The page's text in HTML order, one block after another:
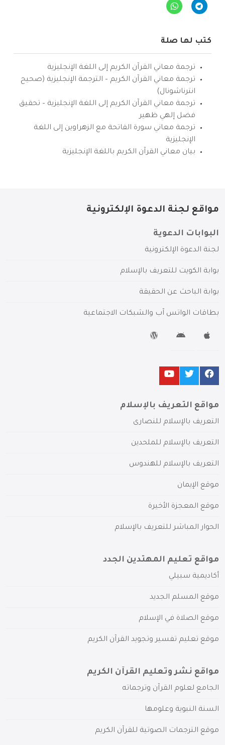
كتب لها صلة
ترجمة معاني القرآن الكريم إلى اللغة الإنجليزية
ترجمة معاني القرآن الكريم – الترجمة الإنجليزية (صحيح
انترناشونال)
ترجمة معاني القرآن الكريم إلى اللغة الإنجليزية – تحقيق
فضل إلهي ظهير
ترجمة معاني سورة الفاتحة مع الزهراوين إلى اللغة
الإنجليزية
بيان معاني القرآن الكريم باللغة الإنجليزية
مواقع لجنة الدعوة الإلكترونية
البوابات الدعوية
لجنة الدعوة الإلكترونية
بوابة الكويت للتعريف بالإسلام
بوابة الباحث عن الحقيقة
بطاقات الواتس آب والشبكات الاجتماعية
مواقع التعريف بالإسلام
التعريف بالإسلام للنصارى
التعريف بالإسلام للملحدين
التعريف بالإسلام للهندوس
موقع الإيمان
موقع المعجزة الأخيرة
الحوار المباشر للتعريف بالإسلام
مواقع تعليم المهتدين الجدد
أكاديمية سبيلي
موقع المسلم الجديد
موقع الصلاة في الإسلام
موقع تعليم تفسير وتجويد القرآن الكريم
مواقع نشر وتعليم القرآن الكريم
الجامع لعلوم القرآن وترجماته
السنة النبوية وعلومها
موقع الترجمات الصوتية للقرآن الكريم